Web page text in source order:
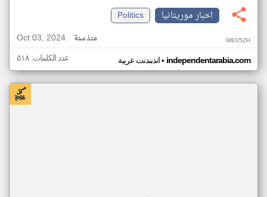
اخبار موريتانيا
Politics
Oct 03, 2024
منذ سنة WE05ZH
اندبندنت عربية• independentarabia.com عدد الكلمات: ٥١٨